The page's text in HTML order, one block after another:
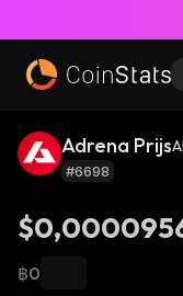
Adrena Prijs
#6698
฿0